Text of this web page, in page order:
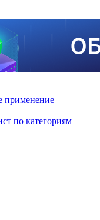
применение
по категориям